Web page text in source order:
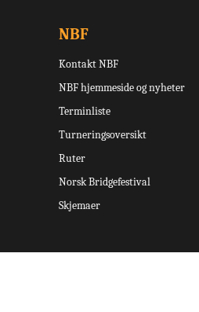
NBF
Kontakt NBF
NBF hjemmeside og nyheter
Terminliste
Turneringsoversikt
Ruter
Norsk Bridgefestival
Skjemaer